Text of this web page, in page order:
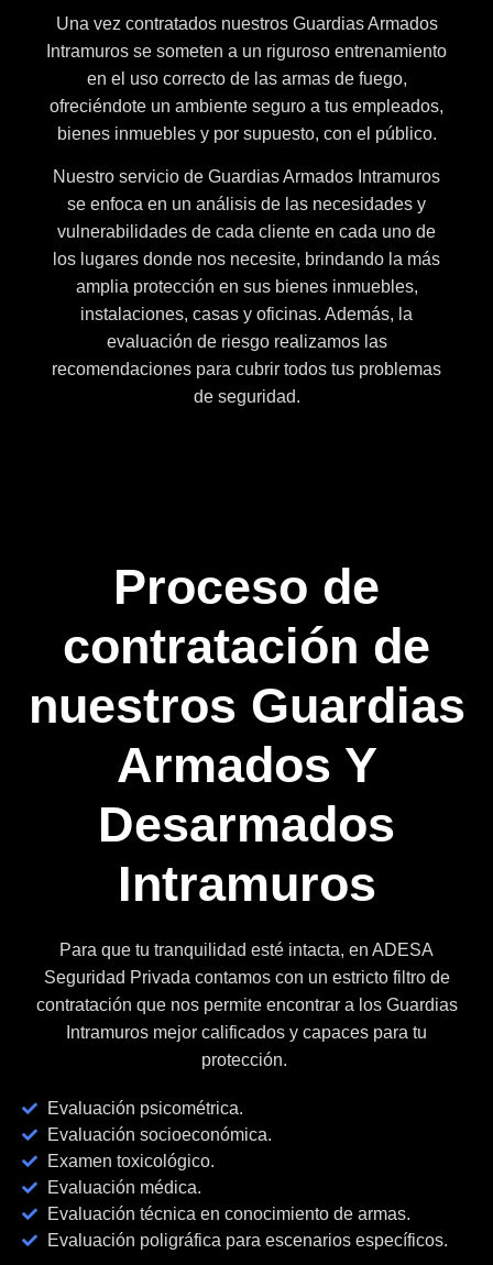
Una vez contratados nuestros Guardias Armados
Intramuros se someten a un riguroso entrenamiento
en el uso correcto de las armas de fuego,
ofreciéndote un ambiente seguro a tus empleados,
bienes inmuebles y por supuesto, con el público.
Nuestro servicio de Guardias Armados Intramuros
se enfoca en un análisis de las necesidades y
vulnerabilidades de cada cliente en cada uno de
los lugares donde nos necesite, brindando la más
amplia protección en sus bienes inmuebles,
instalaciones, casas y oficinas. Además, la
evaluación de riesgo realizamos las
recomendaciones para cubrir todos tus problemas
de seguridad.
Proceso de
contratación de
nuestros Guardias
Armados Y
Desarmados
Intramuros
Para que tu tranquilidad esté intacta, en ADESA
Seguridad Privada contamos con un estricto filtro de
contratación que nos permite encontrar a los Guardias
Intramuros mejor calificados y capaces para tu
protección.
Evaluación psicométrica.
Evaluación socioeconómica.
Examen toxicológico.
Evaluación médica.
Evaluación técnica en conocimiento de armas.
Evaluación poligráfica para escenarios específicos.